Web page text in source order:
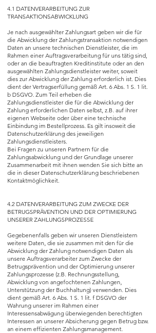
4.1 DATENVERARBEITUNG ZUR
TRANSAKTIONSABWICKLUNG
Je nach ausgewählter Zahlungsart geben wir die für
die Abwicklung der Zahlungstransaktion notwendigen
Daten an unsere technischen Dienstleister, die im
Rahmen einer Auftragsverarbeitung für uns tätig sind,
oder an die beauftragten Kreditinstitute oder an den
ausgewählten Zahlungsdienstleister weiter, soweit
dies zur Abwicklung der Zahlung erforderlich ist. Dies
dient der Vertragserfüllung gemäß Art. 6 Abs. 1 S. 1 lit.
b DSGVO. Zum Teil erheben die
Zahlungsdienstleister die für die Abwicklung der
Zahlung erforderlichen Daten selbst, z.B. auf ihrer
eigenen Webseite oder über eine technische
Einbindung im Bestellprozess. Es gilt insoweit die
Datenschutzerklärung des jeweiligen
Zahlungsdienstleisters.
Bei Fragen zu unseren Partnern für die
Zahlungsabwicklung und der Grundlage unserer
Zusammenarbeit mit ihnen wenden Sie sich bitte an
die in dieser Datenschutzerklärung beschriebenen
Kontaktmöglichkeit.
4.2 DATENVERARBEITUNG ZUM ZWECKE DER
BETRUGSPRÄVENTION UND DER OPTIMIERUNG
UNSERER ZAHLUNGSPROZESSE
Gegebenenfalls geben wir unseren Dienstleistern
weitere Daten, die sie zusammen mit den für die
Abwicklung der Zahlung notwendigen Daten als
unsere Auftragsverarbeiter zum Zwecke der
Betrugsprävention und der Optimierung unserer
Zahlungsprozesse (z.B. Rechnungsstellung,
Abwicklung von angefochtenen Zahlungen,
Unterstützung der Buchhaltung) verwenden. Dies
dient gemäß Art. 6 Abs. 1 S. 1 lit. f DSGVO der
Wahrung unserer im Rahmen einer
Interessensabwägung überwiegenden berechtigten
Interessen an unserer Absicherung gegen Betrug bzw.
an einem effizienten Zahlungsmanagement.